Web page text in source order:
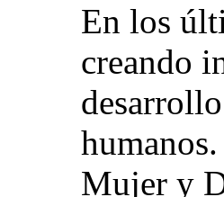
En los
creando
Mujer y